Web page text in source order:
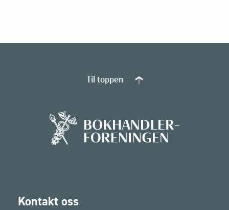
Kontakt oss
Til toppen